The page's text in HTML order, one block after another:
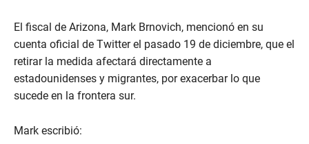
El fiscal de Arizona, Mark Brnovich, mencionó en su
cuenta oficial de Twitter el pasado 19 de diciembre, que el
retirar la medida afectará directamente a
estadounidenses y migrantes, por exacerbar lo que
sucede en la frontera sur.
Mark escribió: